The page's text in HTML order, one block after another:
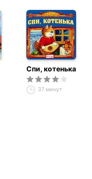
Спи, котенька
37 минут